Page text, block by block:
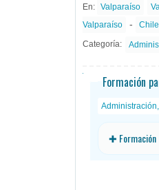
En: Valparaíso
Valparaíso
-
Chile
Categoría:
Formación
✚ Formación